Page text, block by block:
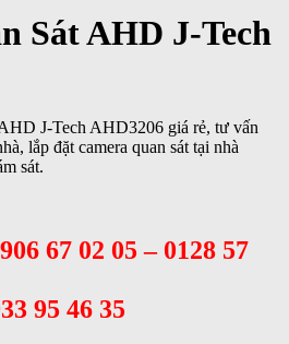
Sát AHD J-Tech
J-Tech AHD3206 giá rẻ, tư vấn
lắp đặt camera quan sát tại nhà
sát.
67 02 05 – 0128 57
95 46 35